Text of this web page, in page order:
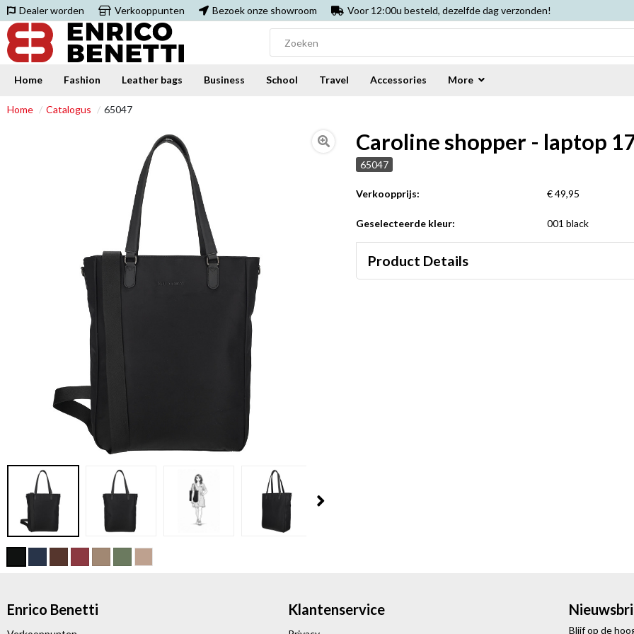
Dealer worden Verkooppunten Bezoek onze showroom Voor 12:00u besteld, dezelfde dag verzonden!
Home Fashion Leather bags Business School Travel Accessories More
Home Catalogus 65047
Caroline shopper - laptop
65047
Verkoopprijs: € 49,95
Geselecteerde kleur: 001 black
Product Details
Enrico Benetti Klantenservice
Blijf op de